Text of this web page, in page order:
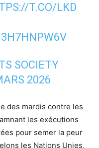
T.CO/LKD
SOCIETY
2026
des mardis contre les
les exécutions
pour semer la peur
les Nations Unies,